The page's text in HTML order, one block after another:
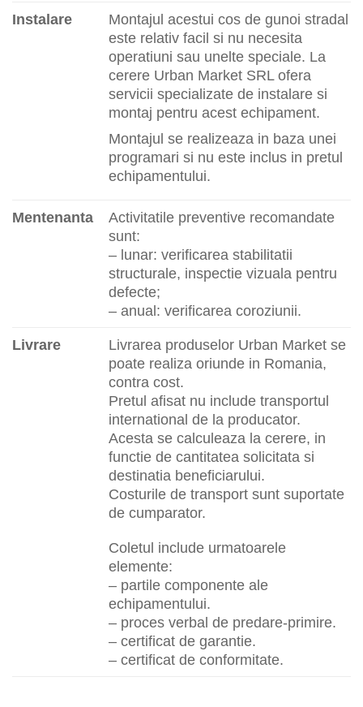
Instalare
Montajul acestui cos de gunoi stradal
este relativ facil si nu necesita
operatiuni sau unelte speciale. La
cerere Urban Market SRL ofera
servicii specializate de instalare si
montaj pentru acest echipament.
Montajul se realizeaza in baza unei
programari si nu este inclus in pretul
echipamentului.
Mentenanta
Activitatile preventive recomandate
sunt:
– lunar: verificarea stabilitatii
structurale, inspectie vizuala pentru
defecte;
– anual: verificarea coroziunii.
Livrare
Livrarea produselor Urban Market se
poate realiza oriunde in Romania,
contra cost.
Pretul afisat nu include transportul
international de la producator.
Acesta se calculeaza la cerere, in
functie de cantitatea solicitata si
destinatia beneficiarului.
Costurile de transport sunt suportate
de cumparator.
Coletul include urmatoarele
elemente:
– partile componente ale
echipamentului.
– proces verbal de predare-primire.
– certificat de garantie.
– certificat de conformitate.